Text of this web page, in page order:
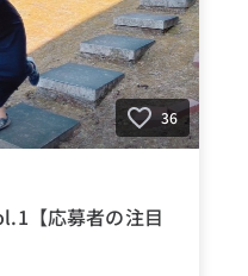
36
【応募者の注目